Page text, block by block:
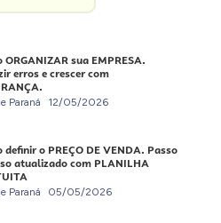
ORGANIZAR sua EMPRESA.
erros e crescer com
Paraná 12/05/2026
definir o PREÇO DE VENDA. Passo
atualizado com PLANILHA
Paraná 05/05/2026